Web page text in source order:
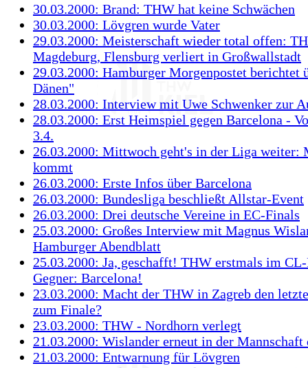
30.03.2000: Brand: THW hat keine Schwächen
30.03.2000: Lövgren wurde Vater
29.03.2000: Meisterschaft wieder total offen:
Magdeburg, Flensburg verliert in Großwallstadt
29.03.2000: Hamburger Morgenpostet berichtet
Dänen"
28.03.2000: Interview mit Uwe Schwenker zur
28.03.2000: Erst Heimspiel gegen Barcelona -
3.4.
26.03.2000: Mittwoch geht's in der Liga weiter:
kommt
26.03.2000: Erste Infos über Barcelona
26.03.2000: Bundesliga beschließt Allstar-Event
26.03.2000: Drei deutsche Vereine in EC-Finals
25.03.2000: Großes Interview mit Magnus
Hamburger Abendblatt
25.03.2000: Ja, geschafft! THW erstmals im
Gegner: Barcelona!
23.03.2000: Macht der THW in Zagreb den
zum Finale?
23.03.2000: THW - Nordhorn verlegt
21.03.2000: Wislander erneut in der Mannschaft
21.03.2000: Entwarnung für Lövgren